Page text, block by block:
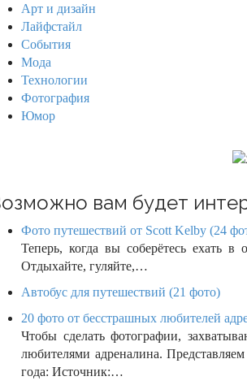
Арт и дизайн
Лайфстайл
События
Мода
Технологии
Фотография
Юмор
вам будет
Фото путешествий от Scott Kelby (24
Теперь, когда вы соберётесь ехать
Отдыхайте, гуляйте,…
Автобус для путешествий (21 фото)
20 фото от бесстрашных любителей
Чтобы сделать фотографии,
любителями адреналина.
года: Источник:…